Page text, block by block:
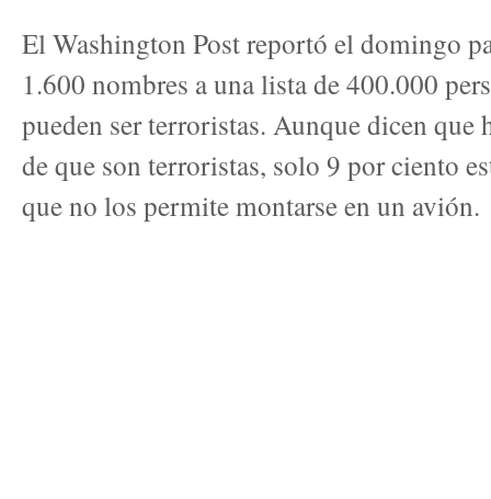
El Washington Post reportó el domingo
1.600 nombres a una lista de 400.000
pueden ser terroristas. Aunque dicen que
de que son terroristas, solo 9 por ciento
que no los permite montarse en un avión.